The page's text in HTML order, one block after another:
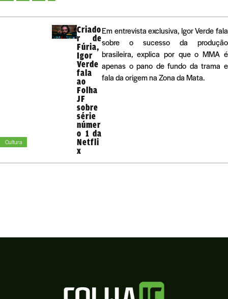
Cultura
Criado
r de
Fúria,
Igor
Verde
fala
ao
Folha
JF
sobre
série
númer
o 1 da
Netfli
x
Em entrevista exclusiva, Igor Verde fala
sobre o sucesso da produção
brasileira, explica por que o MMA é
apenas o pano de fundo da trama e
fala da origem na Zona da Mata.